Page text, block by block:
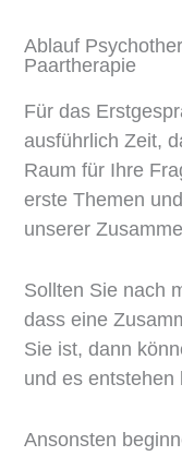
Ablauf
Paartherapie
Für das
ausführlich Zeit,
Raum für Ihre
erste Themen
unserer
Sollten Sie nach
dass eine
Sie ist, dann
und es entstehen
Ansonsten